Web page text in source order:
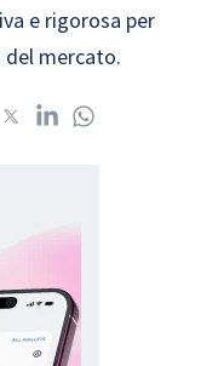
e rigorosa per
mercato.